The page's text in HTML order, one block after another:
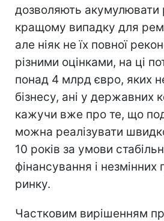
дозволяють акумулювати
кращому випадку для
але ніяк не їх повної
різними оцінками, на ці
понад 4 млрд євро, яких
бізнесу, ані у державних
кажучи вже про те, що
можна реалізувати
10 років за умови
фінансування і незмінних
ринку.
Частковим вирішенням